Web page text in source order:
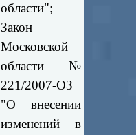
области";
Закон
Московской
области №
221/2007-ОЗ
"О внесении
изменений в